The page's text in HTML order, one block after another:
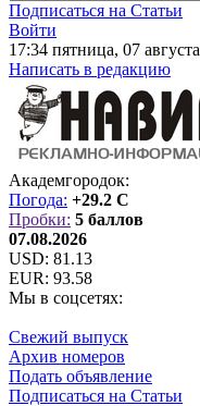
Подписаться на Статьи
Войти
17:34 пятница, 07 августа
Написать в редакцию
Академгородок:
Погода: +29.2 C
Пробки: 5 баллов
07.08.2026
USD: 81.13
EUR: 93.58
Мы в соцсетях:
Свежий выпуск
Архив номеров
Подать объявление
Подписаться на Статьи